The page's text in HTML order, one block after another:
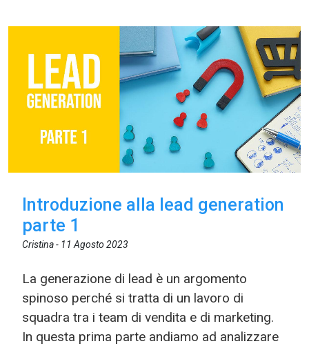
Introduzione alla lead generation
parte 1
Cristina - 11 Agosto 2023
La generazione di lead è un argomento
spinoso perché si tratta di un lavoro di
squadra tra i team di vendita e di marketing.
In questa prima parte andiamo ad analizzare